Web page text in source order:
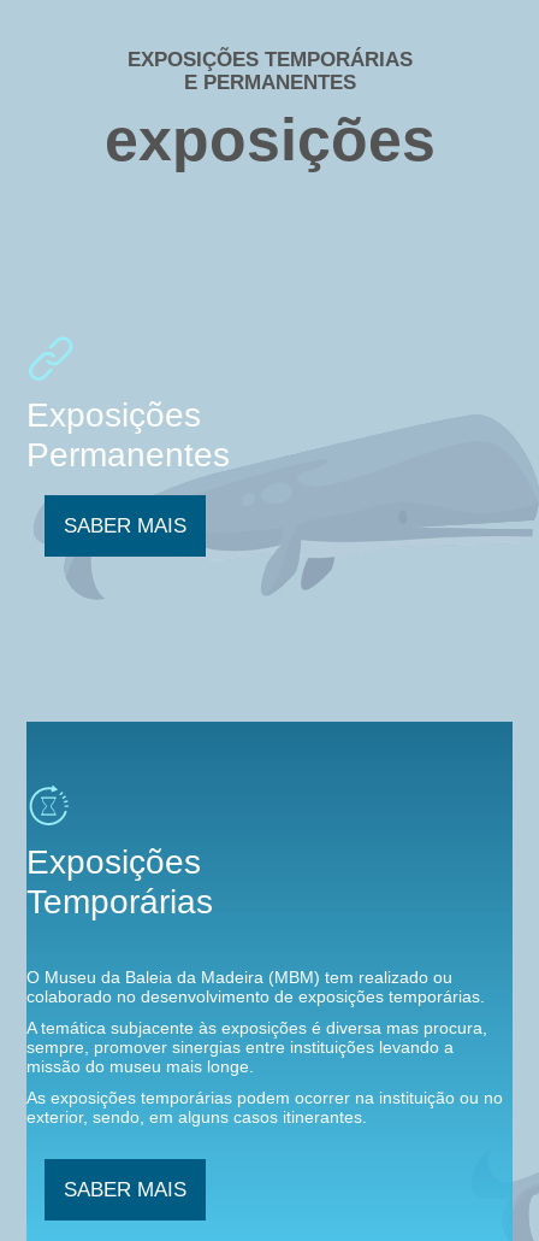
EXPOSIÇÕES TEMPORÁRIAS
E PERMANENTES
exposições
Exposições
Permanentes
SABER MAIS
Exposições
Temporárias
O Museu da Baleia da Madeira (MBM) tem realizado ou
colaborado no desenvolvimento de exposições temporárias.
A temática subjacente às exposições é diversa mas procura,
sempre, promover sinergias entre instituições levando a
missão do museu mais longe.
As exposições temporárias podem ocorrer na instituição ou no
exterior, sendo, em alguns casos itinerantes.
SABER MAIS